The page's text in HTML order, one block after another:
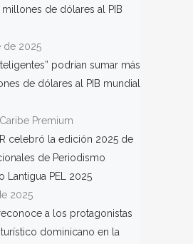
de 2025
podrían sumar más
de dólares al PIB mundial
Premium
2025
a los protagonistas
dominicano en la